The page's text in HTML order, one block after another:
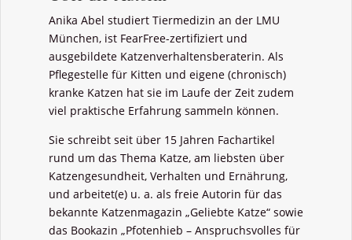
Anika Abel studiert Tiermedizin an der LMU
München, ist FearFree-zertifiziert und
ausgebildete Katzenverhaltensberaterin. Als
Pflegestelle für Kitten und eigene (chronisch)
kranke Katzen hat sie im Laufe der Zeit zudem
viel praktische Erfahrung sammeln können.
Sie schreibt seit über 15 Jahren Fachartikel
rund um das Thema Katze, am liebsten über
Katzengesundheit, Verhalten und Ernährung,
und arbeitet(e) u. a. als freie Autorin für das
bekannte Katzenmagazin „Geliebte Katze“ sowie
das Bookazin „Pfotenhieb – Anspruchsvolles für